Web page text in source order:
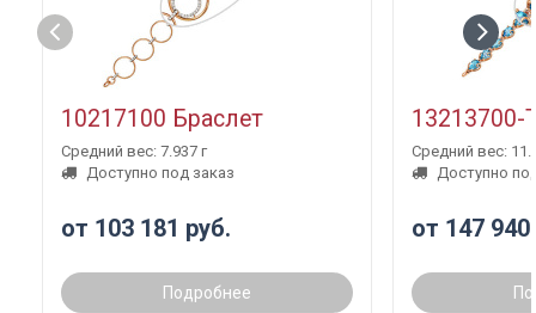
10217100 Браслет
Средний вес: 7.937 г
Доступно под заказ
от 103 181 руб.
Подробнее
13213700-
Средний вес:
Доступно
от 147 940